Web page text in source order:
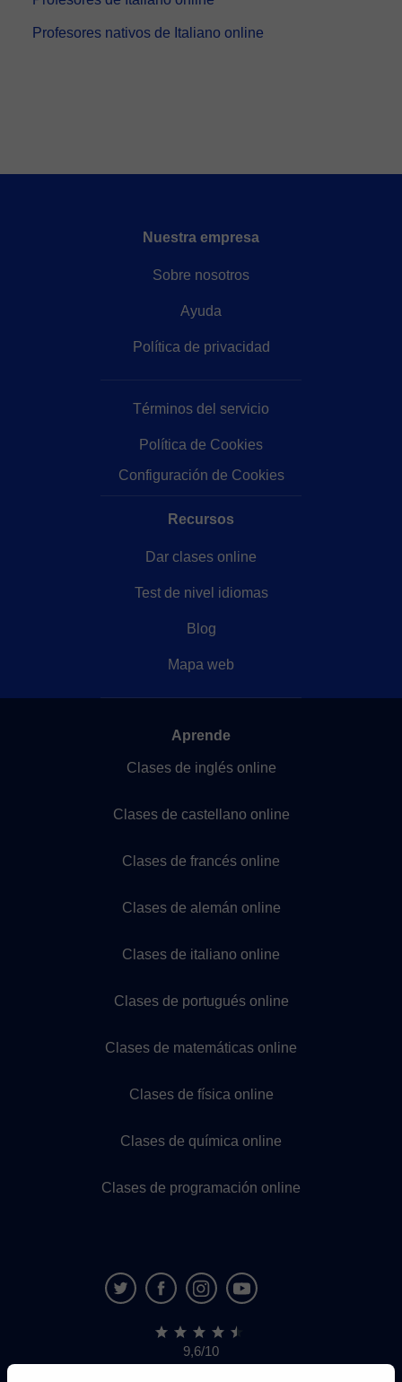
Profesores nativos de Italiano online
Nuestra empresa
Sobre nosotros
Ayuda
Política de privacidad
Términos del servicio
Política de Cookies
Configuración de Cookies
Recursos
Dar clases online
Test de nivel idiomas
Blog
Mapa web
Aprende
Clases de inglés online
Clases de castellano online
Clases de francés online
Clases de alemán online
Clases de italiano online
Clases de portugués online
Clases de matemáticas online
Clases de física online
Clases de química online
Clases de programación online
9,6/10
1.339.316